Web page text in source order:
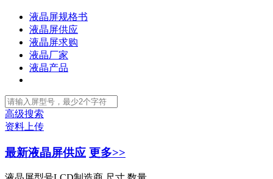
液晶屏规格书
液晶屏供应
液晶屏求购
液晶厂家
液晶产品
高级搜索
资料上传
最新液晶屏供应 更多>>